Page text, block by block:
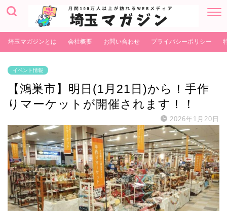
埼玉マガジンとは 会社概要 お問い合わせ プライバシーポリシー
イベント情報
【鴻巣市】明日(1月21日)から！手作
りマーケットが開催されます！！
2026年1月20日